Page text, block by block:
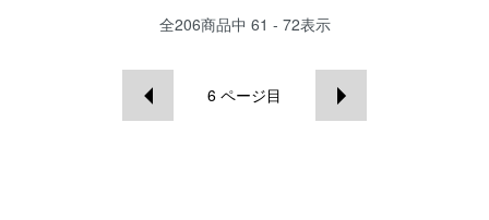
全206商品中 61 - 72表示
6 ページ目